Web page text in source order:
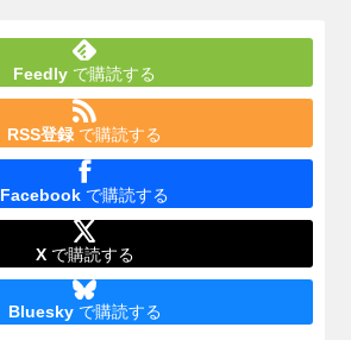
Feedly で購読する
RSS登録 で購読する
Facebook で購読する
Xで購読する
Blueskyで購読する